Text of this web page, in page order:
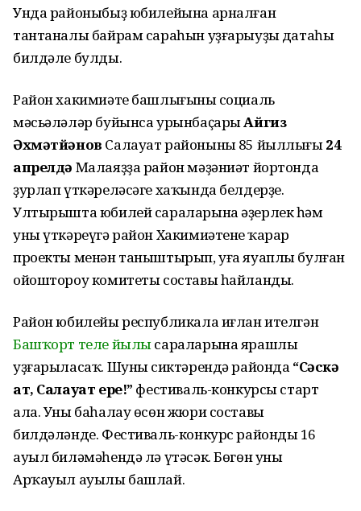
Унда районыбыҙ юбилейына арналған
тантаналы байрам сараһын уҙғарыуҙың датаһы
билдәле булды.
Район хакимиәте башлығының социаль
мәсьәләләр буйынса урынбаҫарыАйгиз
Әхмәтйәнов Салауат районының 85 йыллығы24
апрелдә Малаяҙҙа район мәҙәниәт йортонда
ҙурлап үткәреләсәге хаҡында белдерҙе.
Ултырышта юбилей сараларына әҙерлек һәм
уны үткәреүгә район Хакимиәтенең ҡарар
проекты менән таныштырып, уға яуаплы булған
ойоштороу комитеты составы һайланды.
Район юбилейы республикала иғлан ителгән
Башҡорт теле йылысараларына ярашлы
уҙғарыласаҡ. Шуның сиктәрендә районда “Сәскә
ат, Салауат ере!” фестиваль-конкурсы старт
ала. Уны баһалау өсөн жюри составы
билдәләнде. Фестиваль-конкурс райондың 16
ауыл биләмәһендә лә үтәсәк. Бөгөн уны
Арҡауыл ауылы башлай.